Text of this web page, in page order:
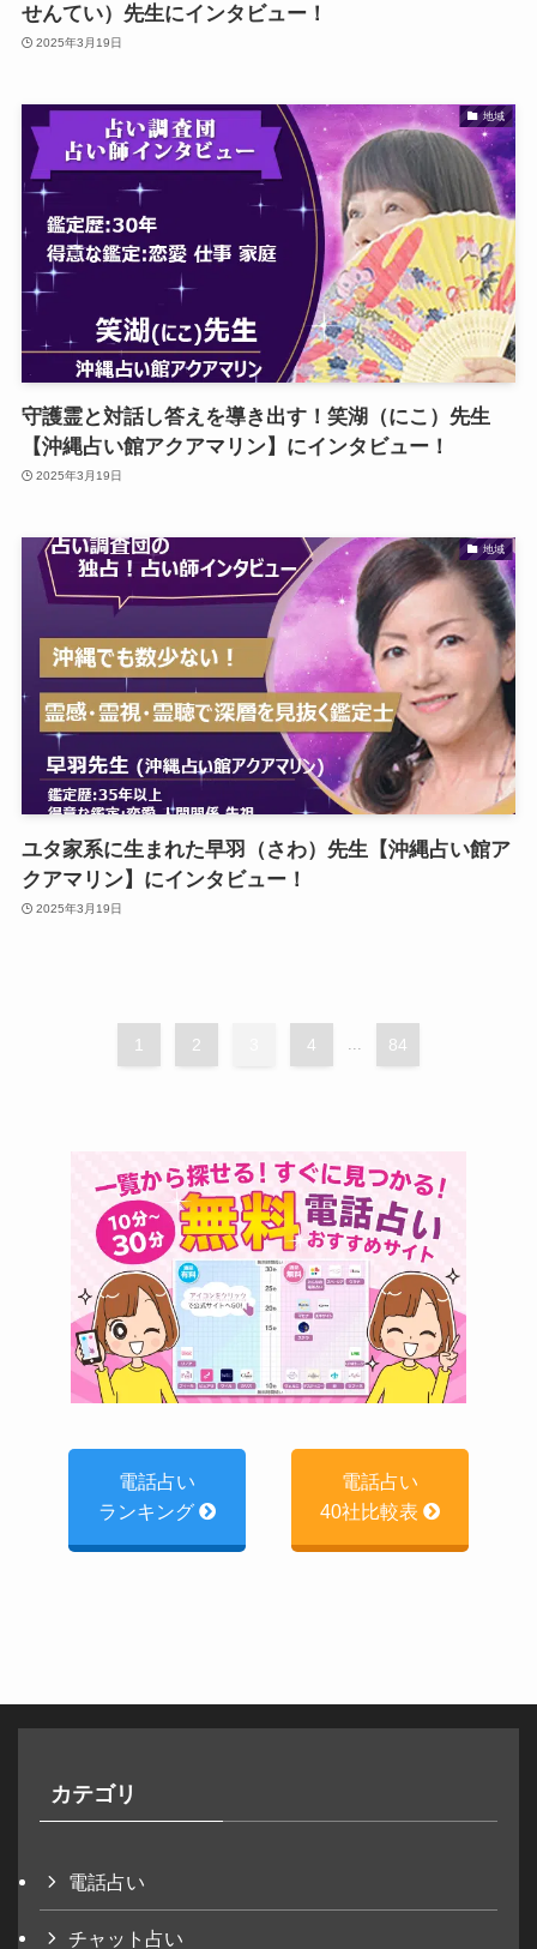
せんてい）先生にインタビュー！
2025年3月19日
地域
守護霊と対話し答えを導き出す！笑湖（にこ）先生
【沖縄占い館アクアマリン】にインタビュー！
2025年3月19日
地域
ユタ家系に生まれた早羽（さわ）先生【沖縄占い館ア
クアマリン】にインタビュー！
2025年3月19日
1 2 4 ... 84
電話占い
ランキング
電話占い
40社比較表
カテゴリ
電話占い
チャット占い